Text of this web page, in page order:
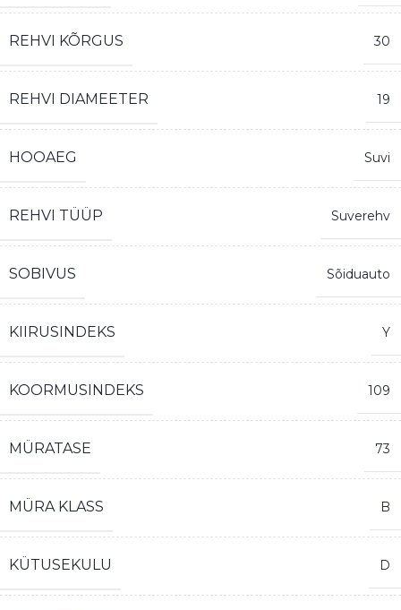
REHVI KÕRGUS 30
REHVI DIAMEETER 19
HOOAEG Suvi
REHVI TÜÜP Suverehv
SOBIVUS Sõiduauto
KIIRUSINDEKS Y
KOORMUSINDEKS 109
MÜRATASE 73
MÜRA KLASS B
KÜTUSEKULU D